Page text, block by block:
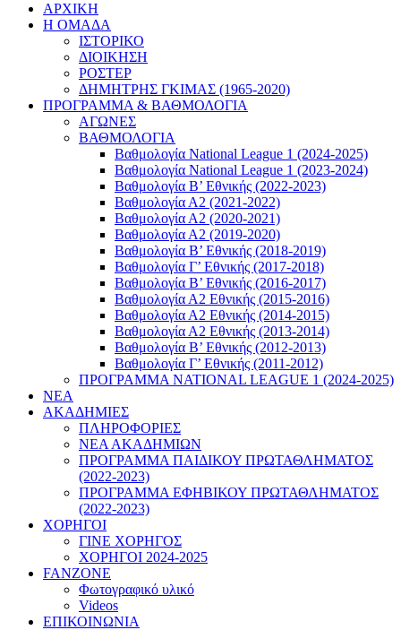
ΑΡΧΙΚΗ
Η ΟΜΑΔΑ
ΙΣΤΟΡΙΚΟ
ΔΙΟΙΚΗΣΗ
ΡΟΣΤΕΡ
ΔΗΜΗΤΡΗΣ ΓΚΙΜΑΣ (1965-2020)
ΠΡΟΓΡΑΜΜΑ & ΒΑΘΜΟΛΟΓΙΑ
ΑΓΩΝΕΣ
ΒΑΘΜΟΛΟΓΙΑ
Βαθμολογία National League 1 (2024-2025)
Βαθμολογία National League 1 (2023-2024)
Βαθμολογία Β’ Εθνικής (2022-2023)
Βαθμολογία Α2 (2021-2022)
Βαθμολογία Α2 (2020-2021)
Βαθμολογία Α2 (2019-2020)
Βαθμολογία B’ Εθνικής (2018-2019)
Βαθμολογία Γ’ Εθνικής (2017-2018)
Βαθμολογία Β’ Εθνικής (2016-2017)
Βαθμολογία Α2 Εθνικής (2015-2016)
Βαθμολογία Α2 Εθνικής (2014-2015)
Βαθμολογία Α2 Εθνικής (2013-2014)
Βαθμολογία Β’ Εθνικής (2012-2013)
Βαθμολογία Γ’ Εθνικής (2011-2012)
ΠΡΟΓΡΑΜΜΑ NATIONAL LEAGUE 1 (2024-2025)
ΝΕΑ
ΑΚΑΔΗΜΙΕΣ
ΠΛΗΡΟΦΟΡΙΕΣ
ΝΕΑ ΑΚΑΔΗΜΙΩΝ
ΠΡΟΓΡΑΜΜΑ ΠΑΙΔΙΚΟΥ ΠΡΩΤΑΘΛΗΜΑΤΟΣ
(2022-2023)
ΠΡΟΓΡΑΜΜΑ ΕΦΗΒΙΚΟΥ ΠΡΩΤΑΘΛΗΜΑΤΟΣ
(2022-2023)
ΧΟΡΗΓΟΙ
ΓΙΝΕ ΧΟΡΗΓΟΣ
ΧΟΡΗΓΟΙ 2024-2025
FANZONE
Φωτογραφικό υλικό
Videos
ΕΠΙΚΟΙΝΩΝΙΑ